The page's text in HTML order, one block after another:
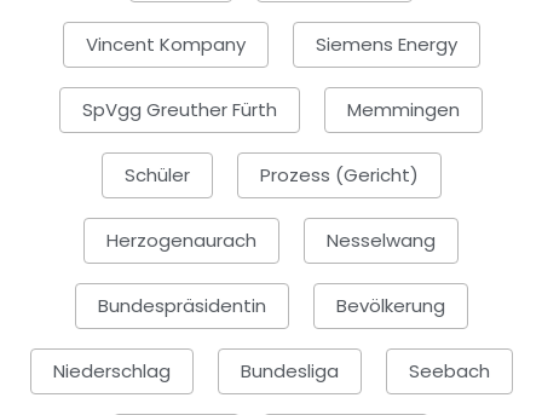
Vincent Kompany Siemens Energy
SpVgg Greuther Fürth Memmingen
Schüler Prozess (Gericht)
Herzogenaurach Nesselwang
Bundespräsidentin Bevölkerung
Niederschlag Bundesliga Seebach